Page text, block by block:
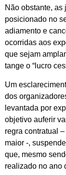
Não obstante,
posicionado no
adiamento e
ocorridas aos
que sejam
tange o “lucro
Um
dos
levantada por
objetivo auferir
regra contratual
maior -,
que, mesmo
realizado no ano